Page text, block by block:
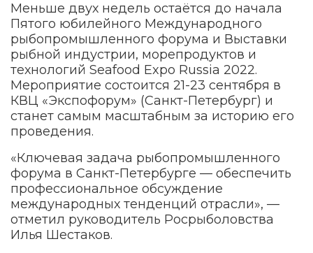
Меньше двух недель остаётся до начала
Пятого юбилейного Международного
рыбопромышленного форума и Выставки
рыбной индустрии, морепродуктов и
технологий Seafood Expo Russia 2022.
Мероприятие состоится 21-23 сентября в
КВЦ «Экспофорум» (Санкт-Петербург) и
станет самым масштабным за историю его
проведения.
«Ключевая задача рыбопромышленного
форума в Санкт-Петербурге — обеспечить
профессиональное обсуждение
международных тенденций отрасли», —
отметил руководитель Росрыболовства
Илья Шестаков.